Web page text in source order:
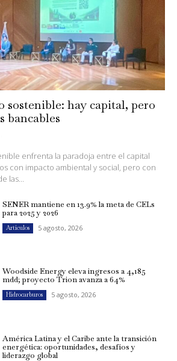
sostenible: hay capital, pero
bancables
enfrenta la paradoja entre el capital
con impacto ambiental y social, pero con
las...
SENER mantiene en 13.9% la meta de CELs
para 2025 y 2026
Artículos 5 agosto, 2026
Woodside Energy eleva ingresos a 4,185
mdd; proyecto Trion avanza a 64%
Hidrocarburos 5 agosto, 2026
América Latina y el Caribe ante la transición
energética: oportunidades, desafíos y
liderazgo global